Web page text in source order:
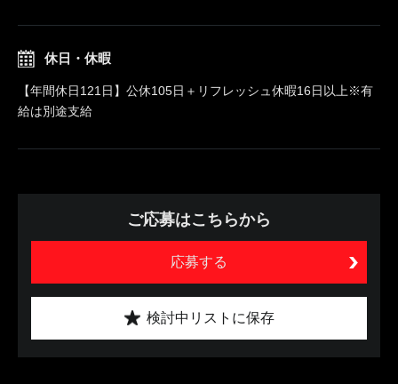
休日・休暇
【年間休日121日】公休105日＋リフレッシュ休暇16日以上※有
給は別途支給
ご応募はこちらから
応募する
検討中リストに保存